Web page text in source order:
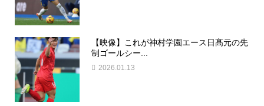
【映像】これが神村学園エース日髙元の先
制ゴールシー...
2026.01.13